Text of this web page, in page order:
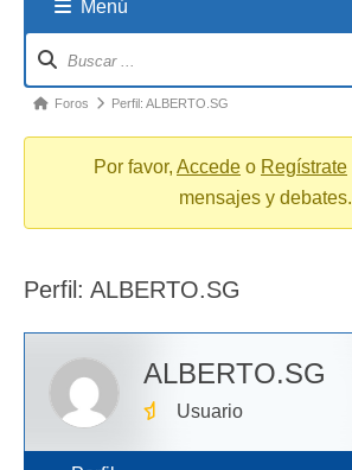
Menú
You
Foros Perfil: ALBERTO.SG
Por favor, Accede o Regístrate
mensajes y debates.
Perfil: ALBERTO.SG
ALBERTO.SG
Usuario